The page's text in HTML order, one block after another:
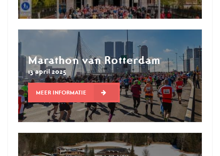
Marathon van Rotterdam
13 april 2025
MEER INFORMATIE